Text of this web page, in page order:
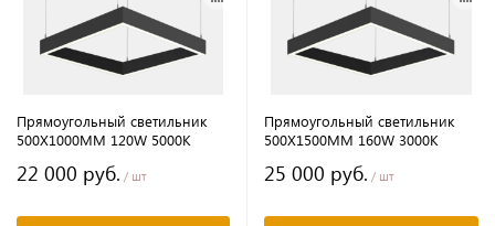
Прямоугольный светильник
500Х1000MM 120W 5000K
22 000 руб. / шт
Прямоугольный светильник
500Х1500MM 160W 3000K
25 000 руб. / шт